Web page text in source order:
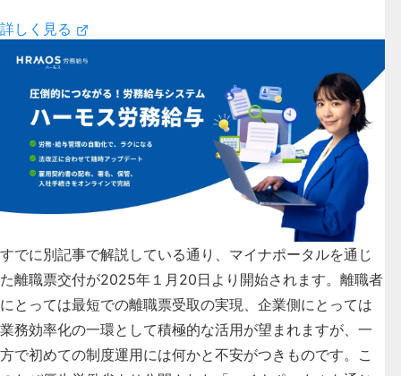
詳しく見る
すでに別記事で解説している通り、 マイナポータルを通じ
た離職票交付が2025年１月20日より開始されます。 離職者
にとっては最短での離職票受取の実現、企業側にとっては
業務効率化の一環として積極的な活用が望まれますが、一
方で初めての制度運用には何かと不安がつきものです。こ